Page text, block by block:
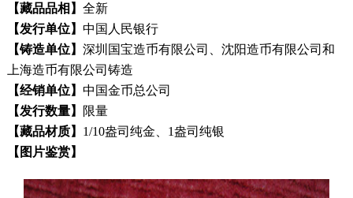
【藏品品相】 全新
【发行单位】 中国人民银行
【铸造单位】 深圳国宝造币有限公司、沈阳造币有限公司和
上海造币有限公司铸造
【经销单位】 中国金币总公司
【发行数量】
限量
【藏品材质】 1/10盎司纯金、1盎司纯银
【图片鉴赏】